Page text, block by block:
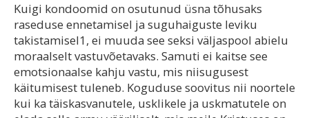
Kuigi kondoomid on osutunud üsna tõhusaks
raseduse ennetamisel ja suguhaiguste leviku
takistamisel1, ei muuda see seksi väljaspool abielu
moraalselt vastuvõetavaks. Samuti ei kaitse see
emotsionaalse kahju vastu, mis niisugusest
käitumisest tuleneb. Koguduse soovitus nii noortele
kui ka täiskasvanutele, usklikele ja uskmatutele on